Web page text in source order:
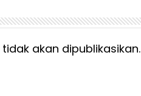
akan dipublikasikan.